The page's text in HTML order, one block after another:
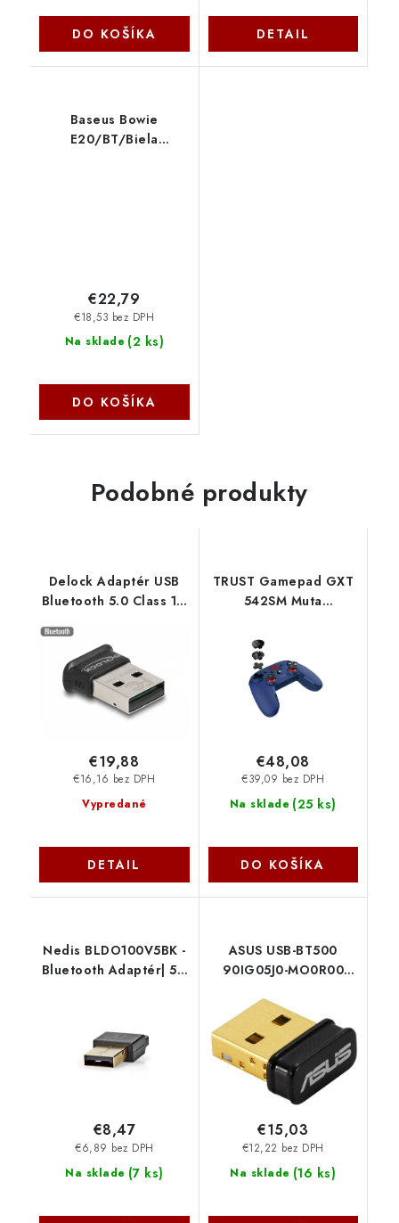
DO KOŠÍKA DETAIL
Baseus Bowie
E20/BT/Biela
Na sklade (2 ks)
€18,53 bez DPH
€22,79
DO KOŠÍKA
Podobné produkty
Delock Adaptér USB
Bluetooth 5.0 Class 1 v
až 100 metrů 61024
DeLock
Vypredané
€16,16 bez DPH
€19,88
DETAIL
TRUST Gamepad GXT
542SM Muta
Nintendo Switch,
Bluetooth, modrá
25744 Trust
Na sklade (25 ks)
€39,09 bez DPH
€48,08
DO KOŠÍKA
Nedis BLDO100V5BK -
Bluetooth Adaptér| 5.1
Na sklade (7 ks)
€6,89 bez DPH
€8,47
ASUS USB-BT500
90IG05J0-MO0R00
Na sklade (16 ks)
€12,22 bez DPH
€15,03